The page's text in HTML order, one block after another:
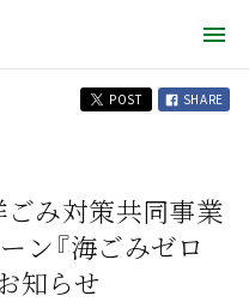
POST SHARE
み対策共同事業
ン『海ごみゼロ
知らせ